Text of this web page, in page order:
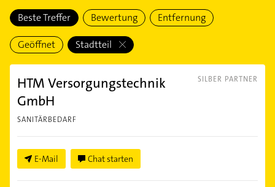
Beste Treffer Bewertung Entfernung
Geöffnet Stadtteil
SILBER PARTNER
HTM Versorgungstechnik
GmbH
SANITÄRBEDARF
E-Mail Chat starten